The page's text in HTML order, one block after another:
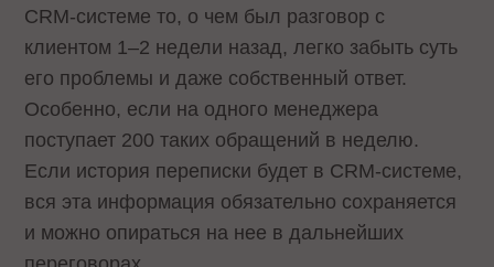
CRM-системе то, о чем был разговор с
клиентом 1–2 недели назад, легко забыть суть
его проблемы и даже собственный ответ.
Особенно, если на одного менеджера
поступает 200 таких обращений в неделю.
Если история переписки будет в CRM-системе,
вся эта информация обязательно сохраняется
и можно опираться на нее в дальнейших